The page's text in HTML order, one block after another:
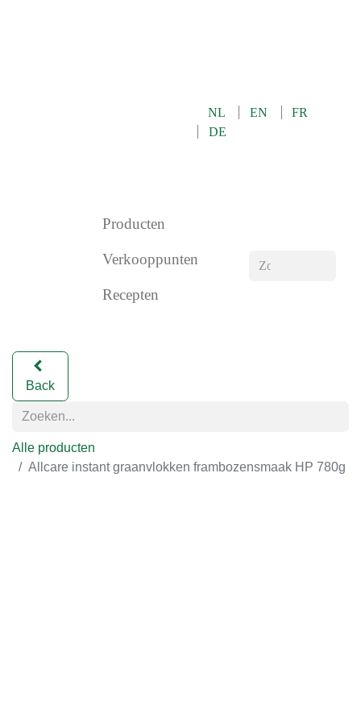
NL EN
FR
DE
Producten
Verkooppunten
Recepten
Back
Alle producten
Allcare instant graanvlokken frambozensmaak HP 780g